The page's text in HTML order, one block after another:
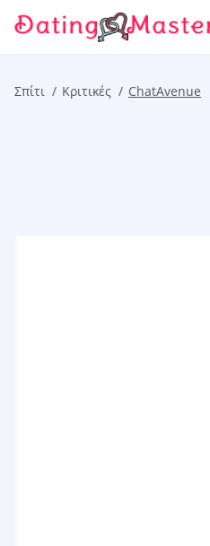
Σπίτι Κριτικές ChatAvenue